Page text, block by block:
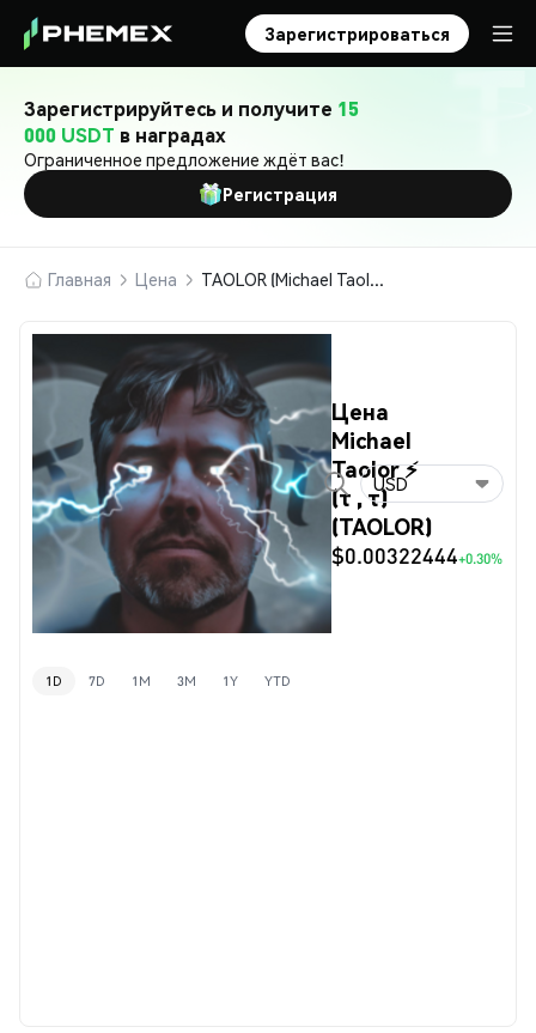
Зарегистрироваться
Зарегистрируйтесь и получите 15
000 USDT в наградах
Ограниченное предложение ждёт вас!
Регистрация
Главная Цена TAOLOR (Michael Taolor ⚡️ (τ , τ))
Цена
Michael
Taolor ⚡️
(τ , τ)
(TAOLOR)
$0.00322444+0.30%
USD
1D 7D 1M 3M 1Y YTD